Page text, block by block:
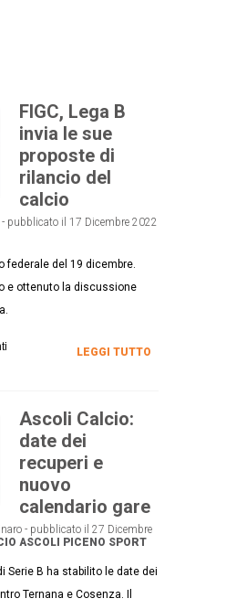
FIGC, Lega B
invia le sue
proposte di
rilancio del
calcio
pubblicato il 17 Dicembre 2022
federale del 19 dicembre.
e ottenuto la discussione
LEGGI TUTTO
Ascoli Calcio:
date dei
recuperi e
nuovo
calendario gare
- pubblicato il 27 Dicembre
ASCOLI PICENO SPORT
Serie B ha stabilito le date dei
Ternana e Cosenza. Il